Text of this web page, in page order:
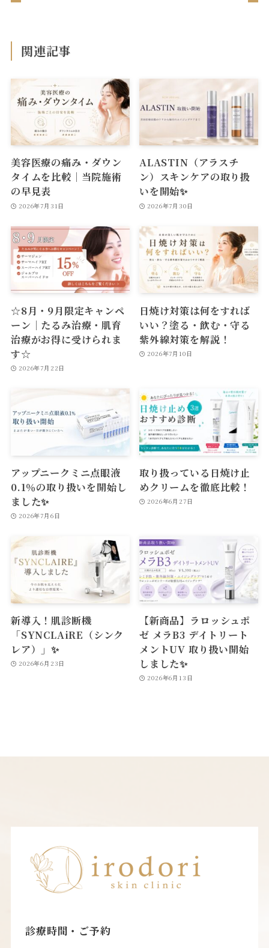
関連記事
美容医療の痛み・ダウン
タイムを比較｜当院施術
の早見表
2026年7月31日
ALASTIN（アラスチ
ン）スキンケアの取り扱
いを開始✨
2026年7月30日
☆8月・9月限定キャンペ
ーン｜たるみ治療・肌育
治療がお得に受けられま
す☆
2026年7月22日
日焼け対策は何をすれば
いい？塗る・飲む・守る
紫外線対策を解説！
2026年7月10日
アップニークミニ点眼液
0.1％の取り扱いを開始し
ました✨
2026年7月6日
取り扱っている日焼け止
めクリームを徹底比較！
2026年6月27日
新導入！肌診断機
「SYNCLAiRE（シンク
レア）」✨
2026年6月23日
【新商品】ラロッシュポ
ゼ メラB3 デイトリート
メントUV 取り扱い開始
しました✨
2026年6月13日
診療時間・ご予約